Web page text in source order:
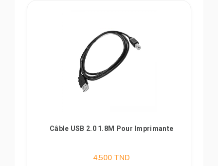
Câble USB 2.0 1.8M Pour Imprimante
4.500 TND